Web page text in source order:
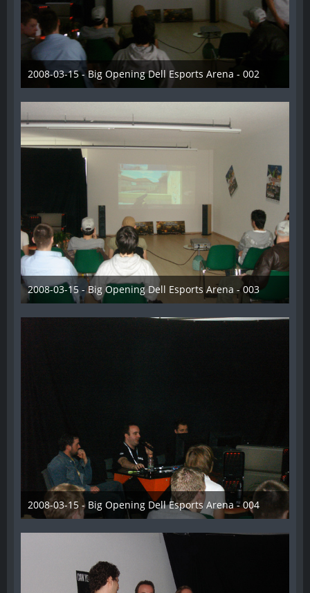
2008-03-15 - Big Opening Dell Esports Arena - 002
28. Dezember 2012
2008-03-15 - Big Opening Dell Esports Arena - 003
28. Dezember 2012
2008-03-15 - Big Opening Dell Esports Arena - 004
28. Dezember 2012